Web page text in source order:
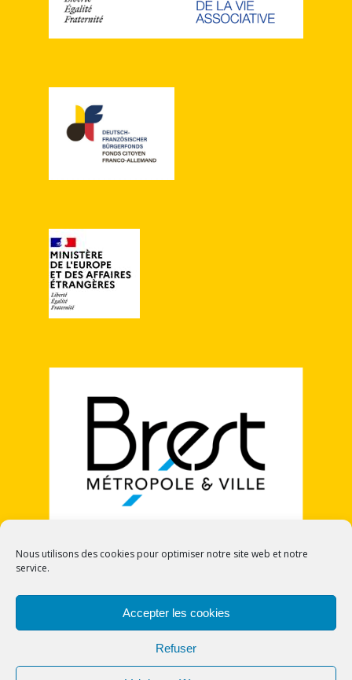
Nous utilisons des cookies pour optimiser notre site web et notre
service.
Accepter les cookies
Refuser
POLITIQUE DE COOKIES (UE)